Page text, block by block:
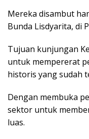
​Mereka disambut
Bunda Lisdyarita, di
​Tujuan kunjungan
untuk mempererat
historis yang sudah
Dengan membuka
sektor untuk
luas.